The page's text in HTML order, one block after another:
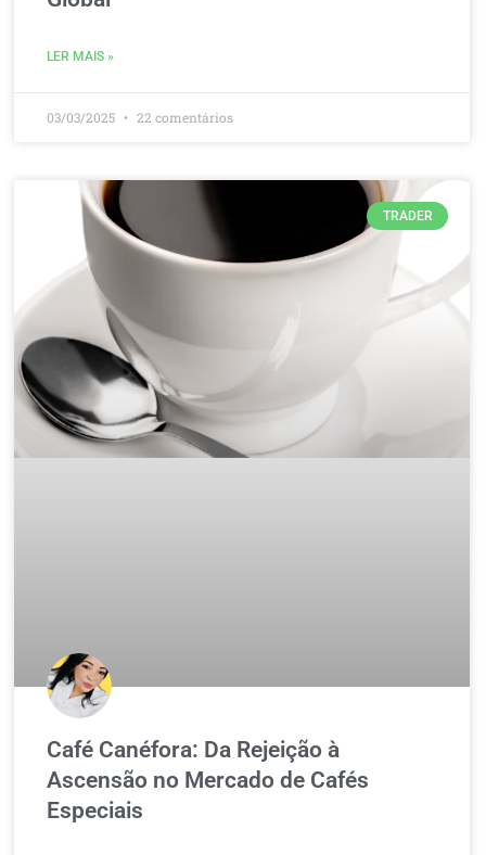
LER MAIS »
03/03/2025 22 comentários
TRADER
Café Canéfora: Da Rejeição à
Ascensão no Mercado de Cafés
Especiais